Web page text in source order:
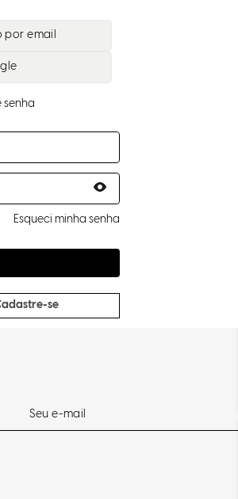
por email
senha
Esqueci minha senha
se